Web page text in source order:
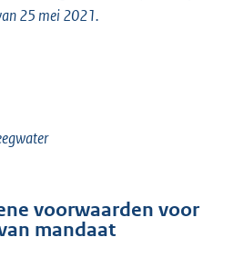
25 mei 2021.
voorwaarden voor
mandaat